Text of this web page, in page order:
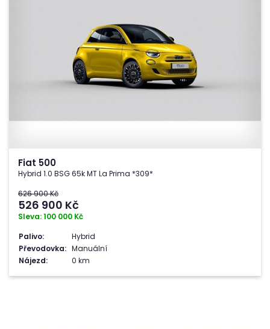
Fiat 500
Hybrid 1.0 BSG 65k MT La Prima *309*
626 900 Kč
526 900 Kč
Sleva: 100 000 Kč
Palivo:
Hybrid
Převodovka: Manuální
Nájezd:
0 km